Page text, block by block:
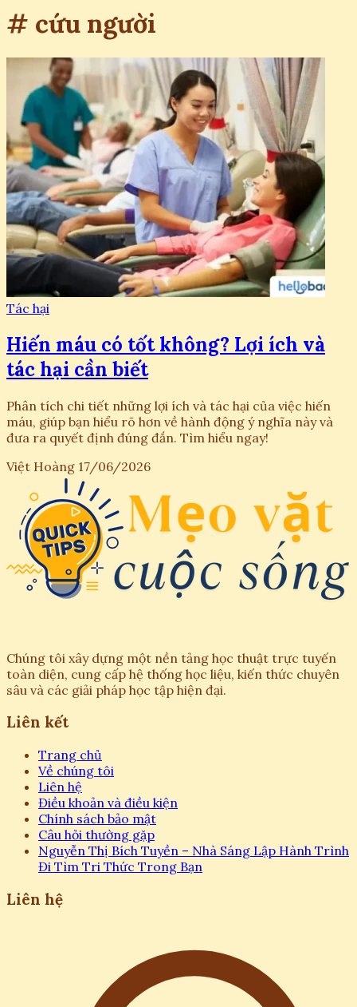
# cứu người
Tác hại
Hiến máu có tốt không? Lợi ích và
tác hại cần biết
Phân tích chi tiết những lợi ích và tác hại của việc hiến
máu, giúp bạn hiểu rõ hơn về hành động ý nghĩa này và
đưa ra quyết định đúng đắn. Tìm hiểu ngay!
Việt Hoàng 17/06/2026
Chúng tôi xây dựng một nền tảng học thuật trực tuyến
toàn diện, cung cấp hệ thống học liệu, kiến thức chuyên
sâu và các giải pháp học tập hiện đại.
Liên kết
Trang chủ
Về chúng tôi
Liên hệ
Điều khoản và điều kiện
Chính sách bảo mật
Câu hỏi thường gặp
Nguyễn Thị Bích Tuyền – Nhà Sáng Lập Hành Trình
Đi Tìm Tri Thức Trong Bạn
Liên hệ